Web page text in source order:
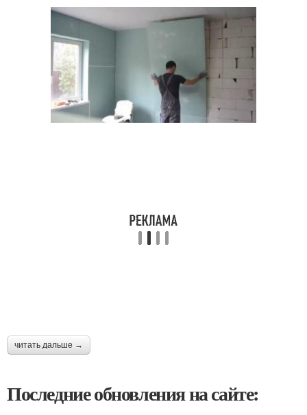
читать дальше →
Последние обновления на сайте: